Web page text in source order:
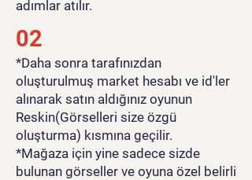
adımlar atılır.
02
*Daha sonra tarafınızdan
oluşturulmuş market hesabı ve id'ler
alınarak satın aldığınız oyunun
Reskin(Görselleri size özgü
oluşturma) kısmına geçilir.
*Mağaza için yine sadece sizde
bulunan görseller ve oyuna özel belirli